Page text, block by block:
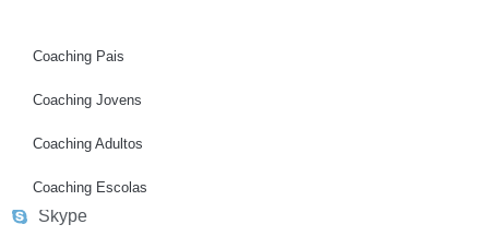
Coaching Pais
Coaching Jovens
Coaching Adultos
Coaching Escolas
Telefone
WhatsApp
Skype